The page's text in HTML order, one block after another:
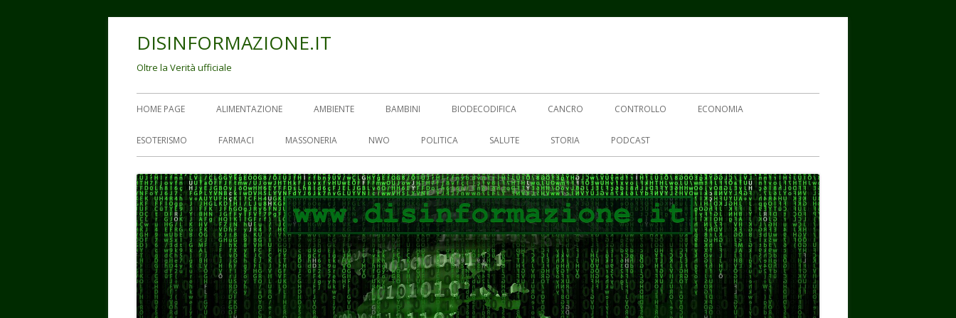
DISINFORMAZIONE.IT
Oltre la Verità ufficiale
Menu
principale
HOME PAGE ALIMENTAZIONE AMBIENTE BAMBINI BIODECODIFICA CANCRO CONTROLLO ECONOMIA
ESOTERISMO FARMACI MASSONERIA NWO POLITICA SALUTE STORIA PODCAST